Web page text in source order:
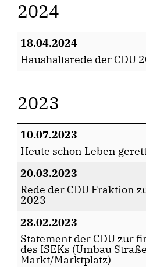
2024
18.04.2024
Haushaltsrede der CDU
2023
10.07.2023
Heute schon Leben
20.03.2023
Rede der CDU Fraktion
2023
28.02.2023
Statement der CDU zur
des ISEKs (Umbau
Markt/Marktplatz)